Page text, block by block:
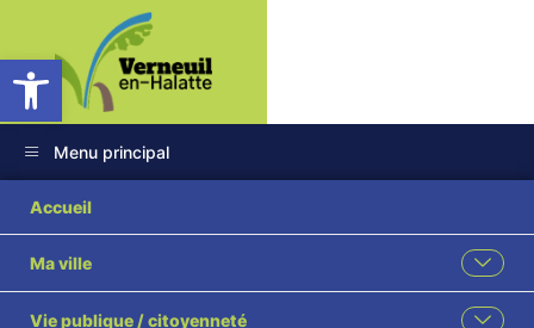
Ouvrir la barre d’outils
Menu principal
Accueil
Ma ville
Vie publique / citoyenneté
Bulletin Analyses
eau Mont La Ville 04